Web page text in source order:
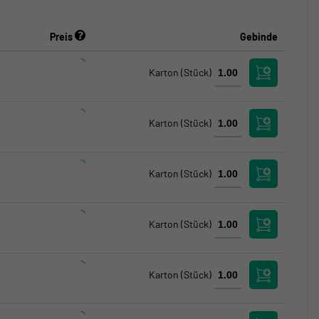
Preis Gebinde
Karton (Stück)
Karton (Stück)
Karton (Stück)
Karton (Stück)
Karton (Stück)